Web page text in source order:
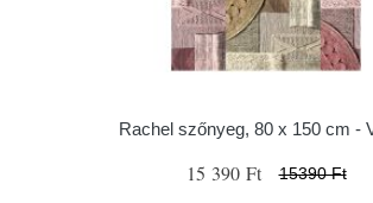
Rachel szőnyeg, 80 x 150 cm -
15 390 Ft 15390 Ft